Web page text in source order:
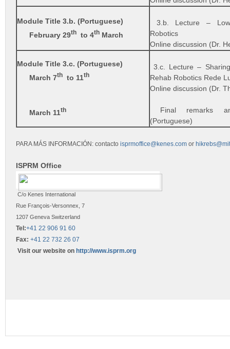
Module Title 3.b. (Portuguese)
February 29th to 4th March
3.b.
Lecture –
Robotics
Online discussion (Dr.
Module Title 3.c. (Portuguese)
March 7th to 11th
March 11th
3.c. Lecture –
Rehab Robotics Rede
Online discussion (Dr.
Final remarks
(Portuguese)
PARA MÁS INFORMACIÓN: contacto isprmoffice@kenes.com or
ISPRM Office
C/o Kenes International
Rue François-Versonnex, 7
1207 Geneva Switzerland
Tel:+41 22 906 91 60
Fax: +41 22 732 26 07
Visit our website on http://www.isprm.org